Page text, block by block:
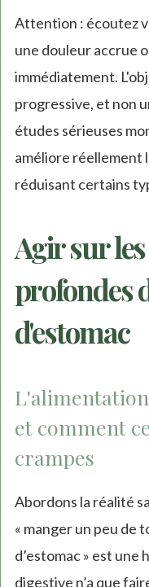
Attention : écoutez
une douleur accrue
immédiatement.
progressive, et non
études sérieuses
améliore réellement
réduisant certains
Agir sur
profondes
d'estomac
L'alimentation
et comment
crampes
Abordons la réalité
« manger un peu de
d’estomac » est une
digestive n’a que